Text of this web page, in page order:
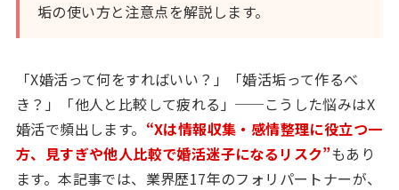
垢の使い方と注意点を解説します。
「X婚活って何をすればいい？」「婚活垢って作るべ
き？」「他人と比較して疲れる」──こうした悩みはX
婚活で頻出します。 “Xは情報収集・感情整理に役立つ一
方、見すぎや他人比較で婚活迷子になるリスク”もあり
ます。本記事では、業界歴17年のフォリパートナーが、